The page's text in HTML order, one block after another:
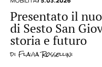
Presentato il
di Sesto San
storia e futuro
di Flavia Rossellini